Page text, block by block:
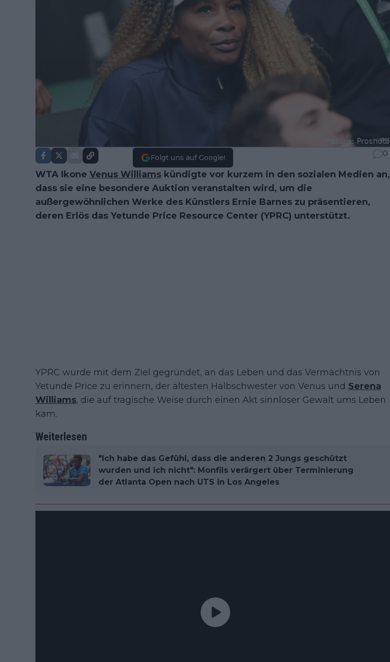
Folgt uns auf Google! 0
WTA Ikone Venus Williams kündigte vor kurzem in den sozialen Medien an,
dass sie eine besondere Auktion veranstalten wird, um die
außergewöhnlichen Werke des Künstlers Ernie Barnes zu präsentieren,
deren Erlös das Yetunde Price Resource Center (YPRC) unterstützt.
YPRC wurde mit dem Ziel gegründet, an das Leben und das Vermächtnis von
Yetunde Price zu erinnern, der ältesten Halbschwester von Venus und Serena
Williams, die auf tragische Weise durch einen Akt sinnloser Gewalt ums Leben
kam.
Weiterlesen
"Ich habe das Gefühl, dass die anderen 2 Jungs geschützt
wurden und ich nicht": Monfils verärgert über Terminierung
der Atlanta Open nach UTS in Los Angeles